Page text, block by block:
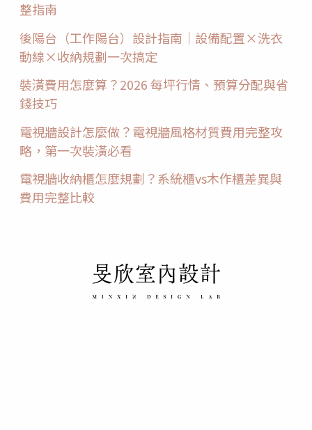
整指南
後陽台（工作陽台）設計指南｜設備配置×洗衣
動線×收納規劃一次搞定
裝潢費用怎麼算？2026 每坪行情、預算分配與省
錢技巧
電視牆設計怎麼做？電視牆風格材質費用完整攻
略，第一次裝潢必看
電視牆收納櫃怎麼規劃？系統櫃vs木作櫃差異與
費用完整比較